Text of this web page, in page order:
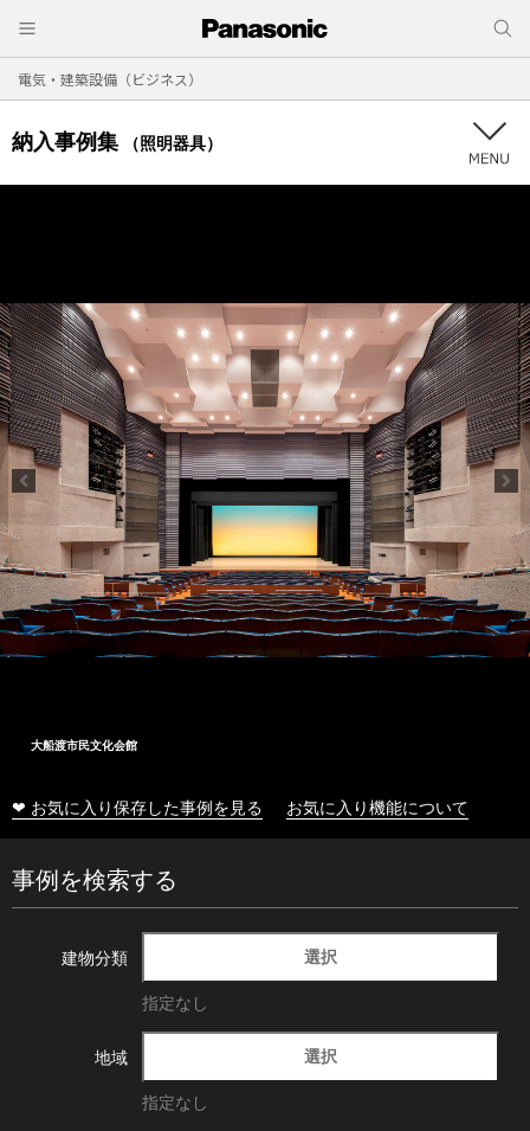
電気・建築設備（ビジネス）
納入事例集 （照明器具）
大船渡市民文化会館
❤ お気に入り保存した事例を見る お気に入り機能について
事例を検索する
建物分類 選択
指定なし
地域 選択
指定なし